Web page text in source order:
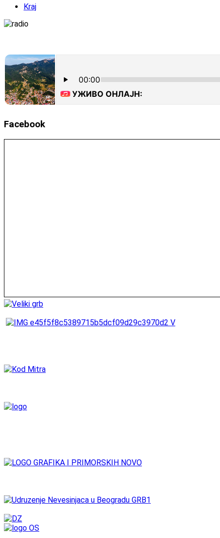
Kraj
Facebook